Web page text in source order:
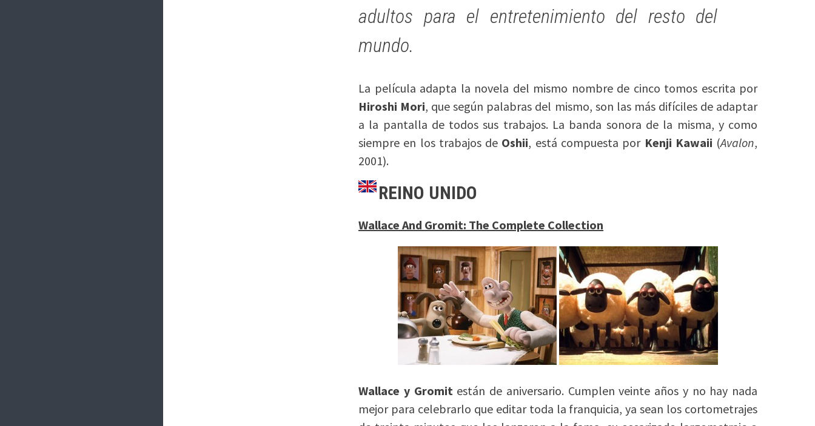
adultos para el entretenimiento del resto del
mundo.
La película adapta la novela del mismo nombre de cinco tomos escrita por
Hiroshi Mori, que según palabras del mismo, son las más difíciles de adaptar
a la pantalla de todos sus trabajos. La banda sonora de la misma, y como
siempre en los trabajos de Oshii, está compuesta por Kenji Kawaii (Avalon,
2001).
REINO UNIDO
Wallace And Gromit: The Complete Collection
Wallace y Gromitestán de aniversario. Cumplen veinte años y no hay nada
mejor para celebrarlo que editar toda la franquicia, ya sean los cortometrajes